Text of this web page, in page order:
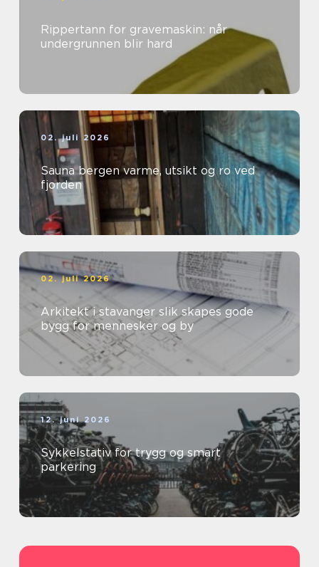
Rippertann for gravemaskin: når
undergrunnen blir hard
02. juli 2026
Sauna bergen varme, utsikt og ro ved
fjorden
02. juli 2026
Arkitekt i stavanger slik skapes gode
bygg for mennesker og by
12. juni 2026
Sykkelstativ for trygg og smart
parkering